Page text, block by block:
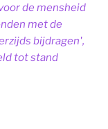
de mensheid
met de
bijdragen',
tot stand